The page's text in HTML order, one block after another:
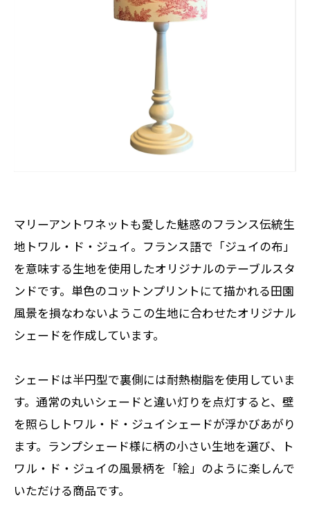
マリーアントワネットも愛した魅惑のフランス伝統生
地トワル・ド・ジュイ。フランス語で「ジュイの布」
を意味する生地を使用したオリジナルのテーブルスタ
ンドです。単色のコットンプリントにて描かれる田園
風景を損なわないようこの生地に合わせたオリジナル
シェードを作成しています。
シェードは半円型で裏側には耐熱樹脂を使用していま
す。通常の丸いシェードと違い灯りを点灯すると、壁
を照らしトワル・ド・ジュイシェードが浮かびあがり
ます。ランプシェード様に柄の小さい生地を選び、ト
ワル・ド・ジュイの風景柄を「絵」のように楽しんで
いただける商品です。